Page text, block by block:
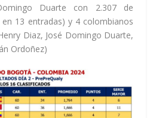
Duarte con 2.307 de
13 entradas) y 4 colombianos
Diaz, José Domingo Duarte,
Ordoñez)